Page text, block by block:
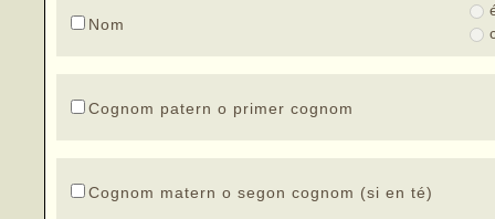
Nom
Cognom patern o primer cognom
Cognom matern o segon cognom (si en té)